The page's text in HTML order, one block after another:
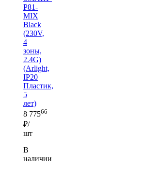
P81-
MIX
Black
(230V,
4
зоны,
2.4G)
(Arlight,
IP20
Пластик,
5
лет)
8 77566
₽/
шт
В
наличии